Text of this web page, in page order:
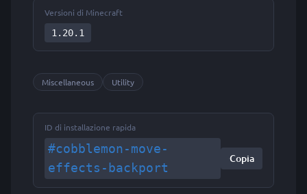
Versioni di Minecraft
1.20.1
Miscellaneous Utility
ID di installazione rapida
#cobblemon-move-
effects-backport
Copia